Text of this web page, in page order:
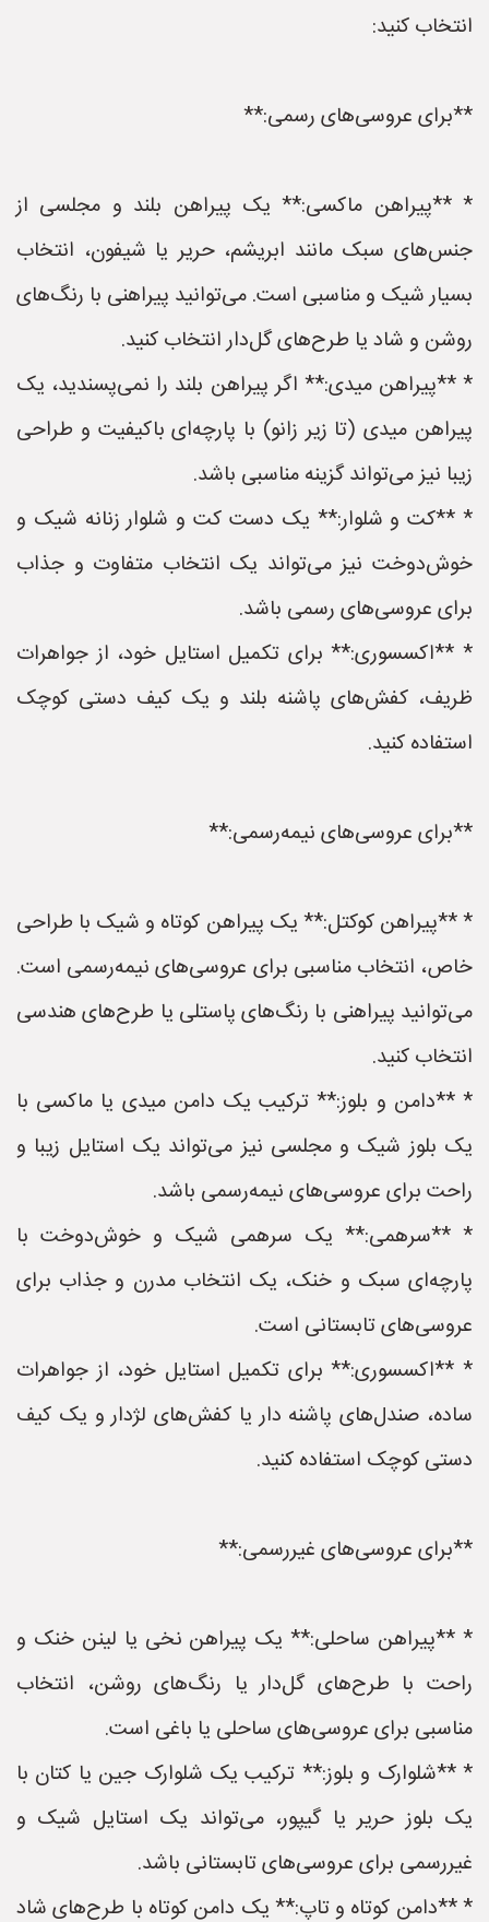
انتخاب کنید:
**برای عروسی‌های رسمی:**
* **پیراهن ماکسی:** یک پیراهن بلند و مجلسی از
جنس‌های سبک مانند ابریشم، حریر یا شیفون، انتخاب
بسیار شیک و مناسبی است. می‌توانید پیراهنی با رنگ‌های
روشن و شاد یا طرح‌های گل‌دار انتخاب کنید.
* **پیراهن میدی:** اگر پیراهن بلند را نمی‌پسندید، یک
پیراهن میدی (تا زیر زانو) با پارچه‌ای باکیفیت و طراحی
زیبا نیز می‌تواند گزینه مناسبی باشد.
* **کت و شلوار:** یک دست کت و شلوار زنانه شیک و
خوش‌دوخت نیز می‌تواند یک انتخاب متفاوت و جذاب
برای عروسی‌های رسمی باشد.
* **اکسسوری:** برای تکمیل استایل خود، از جواهرات
ظریف، کفش‌های پاشنه بلند و یک کیف دستی کوچک
استفاده کنید.
**برای عروسی‌های نیمه‌رسمی:**
* **پیراهن کوکتل:** یک پیراهن کوتاه و شیک با طراحی
خاص، انتخاب مناسبی برای عروسی‌های نیمه‌رسمی است.
می‌توانید پیراهنی با رنگ‌های پاستلی یا طرح‌های هندسی
انتخاب کنید.
* **دامن و بلوز:** ترکیب یک دامن میدی یا ماکسی با
یک بلوز شیک و مجلسی نیز می‌تواند یک استایل زیبا و
راحت برای عروسی‌های نیمه‌رسمی باشد.
* **سرهمی:** یک سرهمی شیک و خوش‌دوخت با
پارچه‌ای سبک و خنک، یک انتخاب مدرن و جذاب برای
عروسی‌های تابستانی است.
* **اکسسوری:** برای تکمیل استایل خود، از جواهرات
ساده، صندل‌های پاشنه دار یا کفش‌های لژدار و یک کیف
دستی کوچک استفاده کنید.
**برای عروسی‌های غیررسمی:**
* **پیراهن ساحلی:** یک پیراهن نخی یا لینن خنک و
راحت با طرح‌های گل‌دار یا رنگ‌های روشن، انتخاب
مناسبی برای عروسی‌های ساحلی یا باغی است.
* **شلوارک و بلوز:** ترکیب یک شلوارک جین یا کتان با
یک بلوز حریر یا گیپور، می‌تواند یک استایل شیک و
غیررسمی برای عروسی‌های تابستانی باشد.
* **دامن کوتاه و تاپ:** یک دامن کوتاه با طرح‌های شاد